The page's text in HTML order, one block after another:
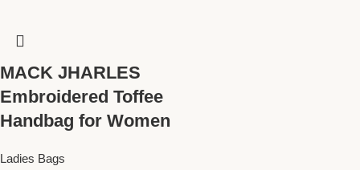
MACK JHARLES
Embroidered Toffee
Handbag for Women
Ladies Bags